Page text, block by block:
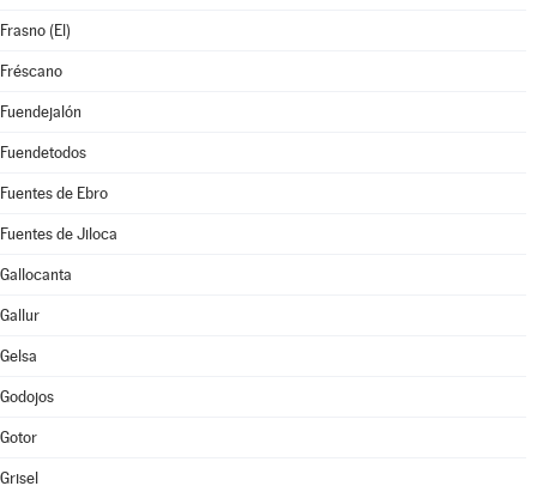
Frasno (El)
Fréscano
Fuendejalón
Fuendetodos
Fuentes de Ebro
Fuentes de Jiloca
Gallocanta
Gallur
Gelsa
Godojos
Gotor
Grisel